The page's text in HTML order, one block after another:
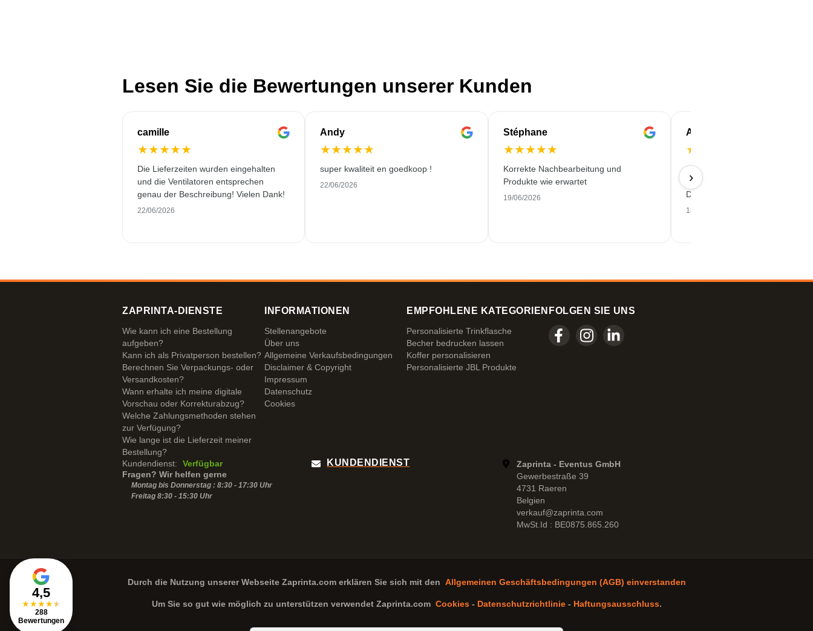
Lesen Sie die Bewertungen unserer Kunden
camille
★★★★★
Die Lieferzeiten wurden eingehalten
und die Ventilatoren entsprechen
genau der Beschreibung! Vielen Dank!
22/06/2026
Andy
★★★★★
super kwaliteit en goedkoop !
22/06/2026
Stéphane
★★★★★
Korrekte Nachbearbeitung und
Produkte wie erwartet
19/06/2026
Anne-Marie
★
Einfache Bestellung, guter Preis
pünktliche Lieferung mit einem
Druck!
18/06/2026
›
4,5
★★★★★
288
Bewertungen
ZAPRINTA-DIENSTE
Wie kann ich eine Bestellung
aufgeben?
Kann ich als Privatperson bestellen?
Berechnen Sie Verpackungs- oder
Versandkosten?
Wann erhalte ich meine digitale
Vorschau oder Korrekturabzug?
Welche Zahlungsmethoden stehen
zur Verfügung?
Wie lange ist die Lieferzeit meiner
Bestellung?
INFORMATIONEN
Stellenangebote
Über uns
Allgemeine Verkaufsbedingungen
Disclaimer & Copyright
Impressum
Datenschutz
Cookies
EMPFOHLENE KATEGORIEN
Personalisierte Trinkflasche
Becher bedrucken lassen
Koffer personalisieren
Personalisierte JBL Produkte
FOLGEN SIE UNS
Kundendienst:
Verfügbar
Fragen? Wir helfen gerne
Montag bis Donnerstag : 8:30 - 17:30 Uhr
Freitag 8:30 - 15:30 Uhr
KUNDENDIENST
Zaprinta - Eventus GmbH
Gewerbestraße 39
4731 Raeren
Belgien
verkauf@zaprinta.com
MwSt.Id : BE0875.865.260
Durch die Nutzung unserer Webseite Zaprinta.comerklären Sie sich mit den Allgemeinen Geschäftsbedingungen (AGB) einverstanden
Um Sie so gut wie möglich zu unterstützen verwendet Zaprinta.com Cookies- Datenschutzrichtlinie- Haftungsausschluss.